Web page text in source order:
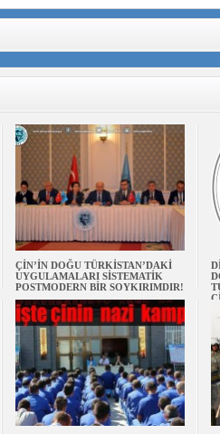
ÇİN’İN DOĞU TÜRKİSTAN’DAKİ
UYGULAMALARI SİSTEMATİK
POSTMODERN BİR SOYKIRIMDIR!